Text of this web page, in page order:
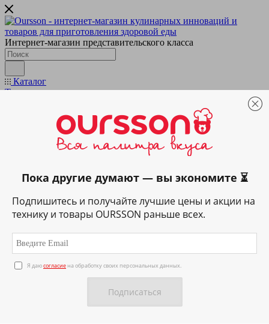
Интернет-магазин представительского класса
Каталог
Техника
Кухонные весы
Блендеры и миксеры
Мультирезки и измельчители
Домашняя газировка
Кофемашины
Соковыжималки
Термопоты
Электрические чайники
Приготовление пищи
Аэрогрили
Грили и ростеры
Пока другие думают — вы экономите ⏳
Подпишитесь и получайте лучшие цены и акции на
технику и товары OURSSON раньше всех.
Я даюсогласие на обработку своих персональных данных.